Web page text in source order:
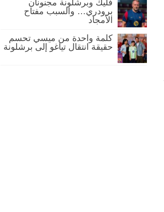
فليك وبرشلونة مجنونان
برودري… والسبب مفتاح
الأمجاد
كلمة واحدة من ميسي تحسم
حقيقة انتقال تياغو إلى برشلونة